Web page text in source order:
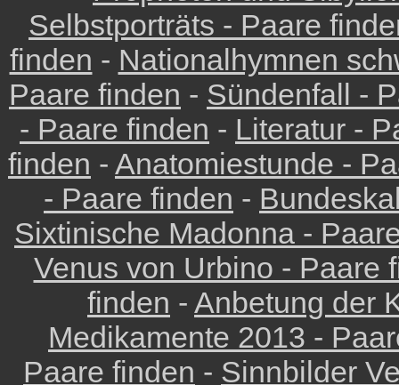
Selbstporträts - Paare
finden - Nationalhymnen
Paare finden - Sündenfall -
- Paare finden - Literatur -
finden - Anatomiestunde -
- Paare finden -
Sixtinische Madonna -
Venus von Urbino - Paare
finden - Anbetung der
Medikamente 2013 -
Paare finden - Sinnbilder